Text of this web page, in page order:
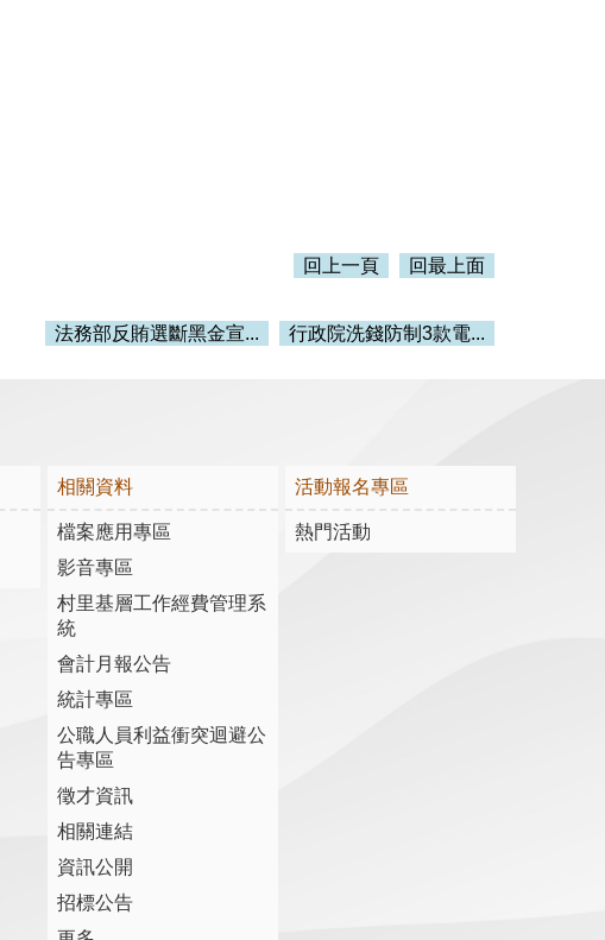
回上一頁 回最上面
法務部反賄選斷黑金宣... 行政院洗錢防制3款電...
相關資料
檔案應用專區
影音專區
村里基層工作經費管理系
統
會計月報公告
統計專區
公職人員利益衝突迴避公
告專區
徵才資訊
相關連結
資訊公開
招標公告
活動報名專區
熱門活動